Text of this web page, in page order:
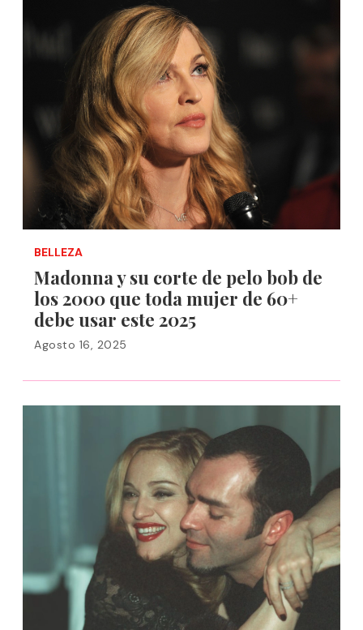
BELLEZA
Madonna y su corte de pelo bob de
los 2000 que toda mujer de 60+
debe usar este 2025
Agosto 16, 2025